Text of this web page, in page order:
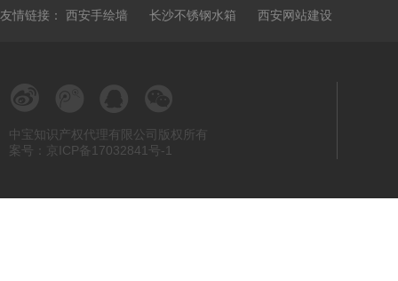
友情链接： 西安手绘墙 长沙不锈钢水箱 西安网站建设
中宝知识产权代理有限公司版权所有
案号：京ICP备17032841号-1